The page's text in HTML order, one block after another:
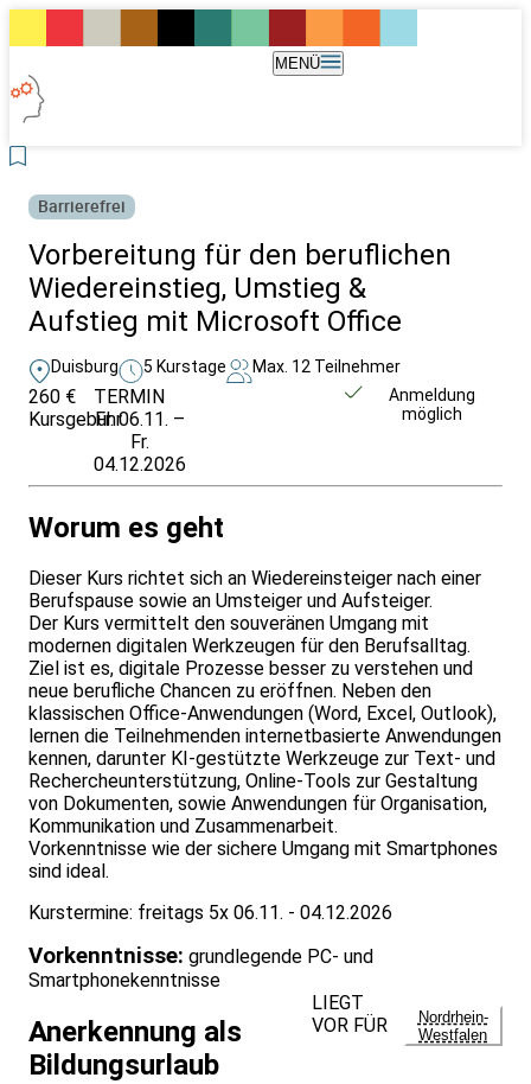
MENÜ
Barrierefrei
Vorbereitung für den beruflichen
Wiedereinstieg, Umstieg &
Aufstieg mit Microsoft Office
Duisburg 5 Kurstage Max. 12 Teilnehmer
260 €
Kursgebühr
TERMIN
Fr. 06.11. –
Fr.
04.12.2026
Anmeldung
möglich
Worum es geht
Dieser Kurs richtet sich an Wiedereinsteiger nach einer
Berufspause sowie an Umsteiger und Aufsteiger.
Der Kurs vermittelt den souveränen Umgang mit
modernen digitalen Werkzeugen für den Berufsalltag.
Ziel ist es, digitale Prozesse besser zu verstehen und
neue berufliche Chancen zu eröffnen. Neben den
klassischen Office-Anwendungen (Word, Excel, Outlook),
lernen die Teilnehmenden internetbasierte Anwendungen
kennen, darunter KI-gestützte Werkzeuge zur Text- und
Rechercheunterstützung, Online-Tools zur Gestaltung
von Dokumenten, sowie Anwendungen für Organisation,
Kommunikation und Zusammenarbeit.
Vorkenntnisse wie der sichere Umgang mit Smartphones
sind ideal.
Kurstermine: freitags 5x 06.11. - 04.12.2026
Vorkenntnisse: grundlegende PC- und
Smartphonekenntnisse
Anerkennung als
Bildungsurlaub
LIEGT
VOR FÜR
Nordrhein-
Westfalen